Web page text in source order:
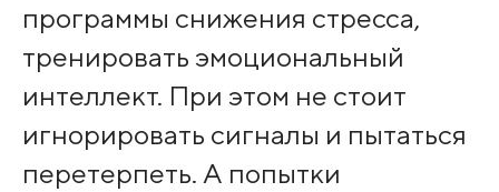
программы снижения стресса,
тренировать эмоциональный
интеллект. При этом не стоит
игнорировать сигналы и пытаться
перетерпеть. А попытки